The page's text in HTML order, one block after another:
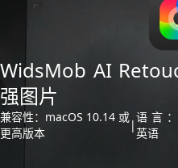
WidsMob AI
强图片
兼容性：macOS 10.14 或
更高版本
|
语言：
英语